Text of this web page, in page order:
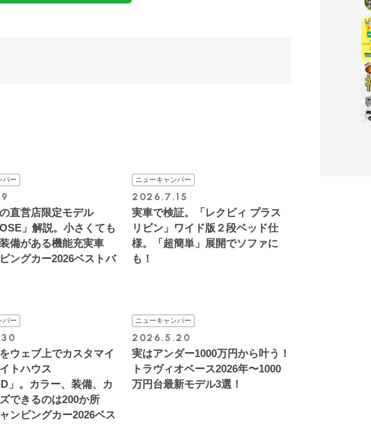
パー
直営店限定モデル
」解説。小さくても
備がある機能充実車
ングカー2026ベストバ
ニューキャンパー
2026.7.15
実車で検証。「レクビィ プラス
リビン」ワイド版２段ベッド仕
様。「超簡単」展開でソファに
も！
パー
ウェブ上でカスタマイ
トハウス
」。カラー、装備、カ
できるのは200か所
ンピングカー2026ベス
ニューキャンパー
2026.5.20
実はアンダー1000万円から叶う！
トラヴィオベース2026年〜1000
万円台最新モデル3選！